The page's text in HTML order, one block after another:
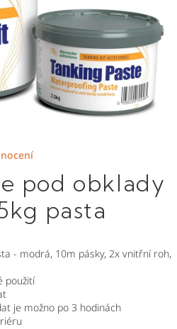
pod obklady
pasta
- modrá, 10m pásky, 2x vnitřní roh,
použití
je možno po 3 hodinách